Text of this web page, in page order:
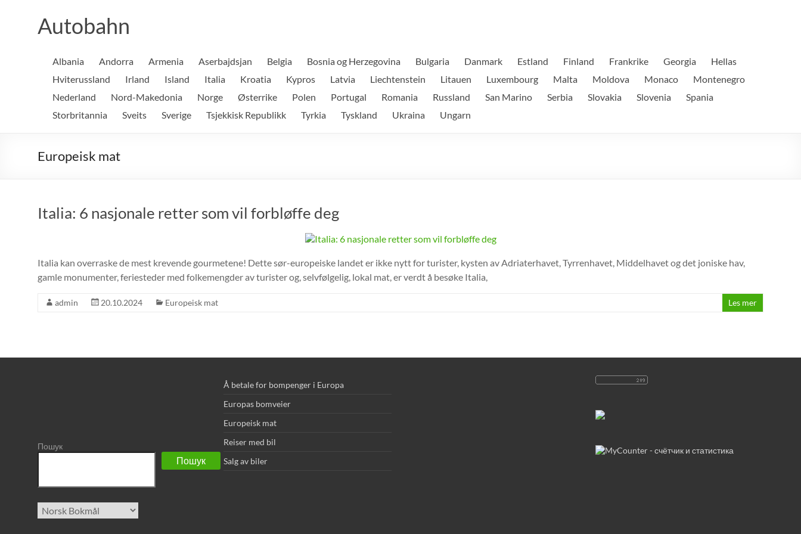
Autobahn
Albania Andorra Armenia Aserbajdsjan Belgia Bosnia og Herzegovina Bulgaria Danmark Estland Finland Frankrike Georgia
Hellas
Hviterussland
Irland Island Italia Kroatia Kypros Latvia Liechtenstein Litauen Luxembourg Malta Moldova Monaco
Montenegro
Nederland
Nord-Makedonia Norge Østerrike Polen Portugal Romania Russland San Marino Serbia Slovakia Slovenia
Spania
Storbritannia
Sveits Sverige Tsjekkisk Republikk Tyrkia Tyskland Ukraina Ungarn
Europeisk mat
Italia: 6 nasjonale retter som vil forbløffe deg
Italia kan overraske de mest krevende gourmetene! Dette sør-europeiske landet er ikke nytt for turister, kysten av Adriaterhavet, Tyrrenhavet, Middelhavet og det joniske hav,
gamle monumenter, feriesteder med folkemengder av turister og, selvfølgelig, lokal mat, er verdt å besøke Italia,
admin 20.10.2024 Europeisk mat Les mer
Пошук
Пошук
Velg
et
Å betale for bompenger i Europa
Europas bomveier
Europeisk mat
Reiser med bil
Salg av biler